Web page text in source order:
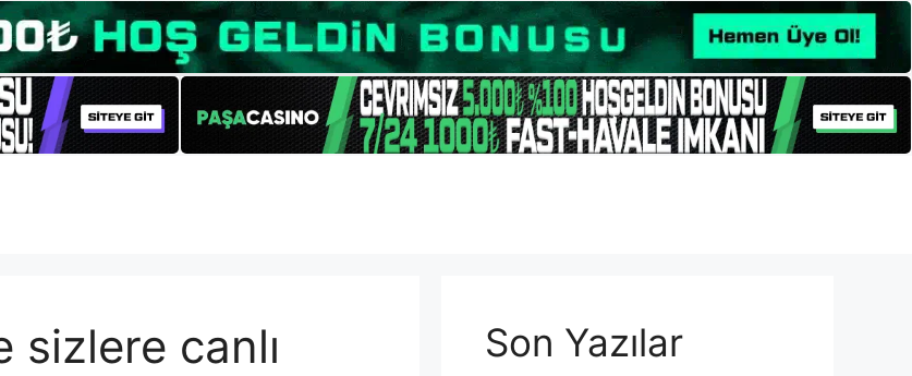
sizlere canlı Son Yazılar